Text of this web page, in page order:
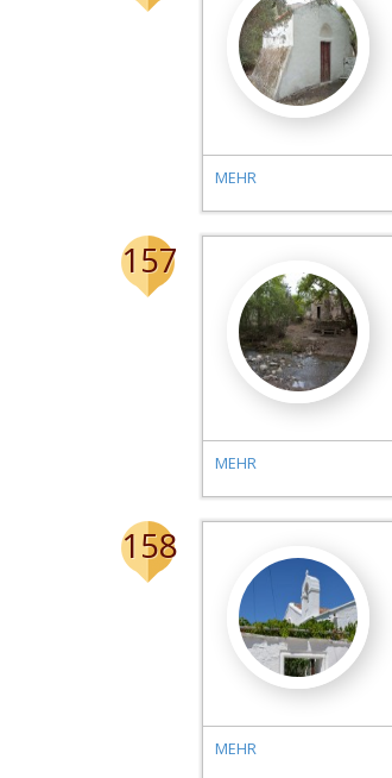
MEHR
157
MEHR
158
MEHR